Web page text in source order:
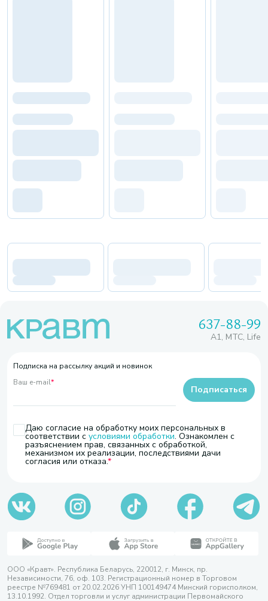
637-88-99
A1, МТС, Life
Подписка на рассылку акций и новинок
Ваш e-mail*
Даю согласие на обработку моих персональных в
соответствии с условиями обработки. Ознакомлен с
разъяснением прав, связанных с обработкой,
механизмом их реализации, последствиями дачи
согласия или отказа.
Подписаться
ООО «Кравт». Республика Беларусь, 220012, г. Минск, пр.
Независимости, 76, оф. 103. Регистрационный номер в Торговом
реестре №769481 от 20.02.2026 УНП 100149474 Минский горисполком,
13.10.1992. Отдел торговли и услуг администрации Первомайского